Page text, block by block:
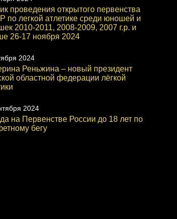
проведения открытого первенства
легкой атлетике среди юношей и
2010-2011, 2008-2009, 2007 г.р. и
26-17 ноября 2024
2024
Реньжина – новый президент
областной федерации лёгкой
2024
на Первенстве России до 18 лет по
бегу